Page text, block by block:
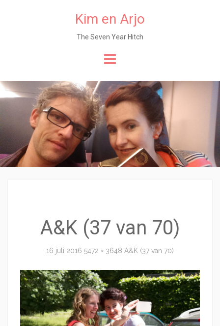
Kim en Arjo
The Seven Year Hitch
de
content
A&K (37 van 70)
16 juli 2016 5472 × 3648 A&K (37 van 70)